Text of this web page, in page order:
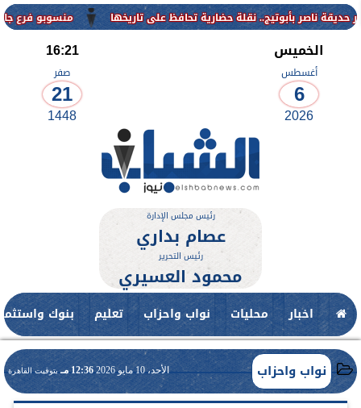
منسوبو فرع جامعة الأزهر
الخميس
أغسطس
6
2026
16:21
صفر
21
1448
رئيس مجلس الإدارة
عصام بداري
رئيس التحرير
محمود العسيري
اخبار محليات نواب واحزاب تعليم بنوك
نواب واحزاب الأحد، 10 مايو 2026 12:36 مـ بتوقيت القاهرة